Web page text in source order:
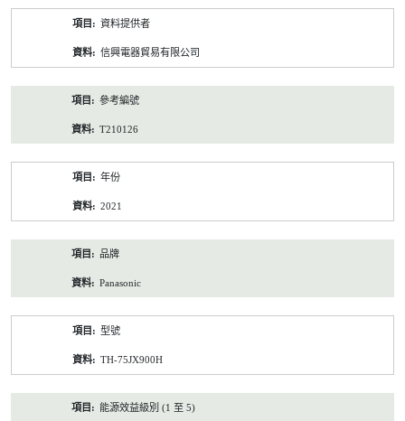
資料提供者
信興電器貿易有限公司
參考編號
T210126
年份
2021
品牌
Panasonic
型號
TH-75JX900H
能源效益級別 (1 至 5)